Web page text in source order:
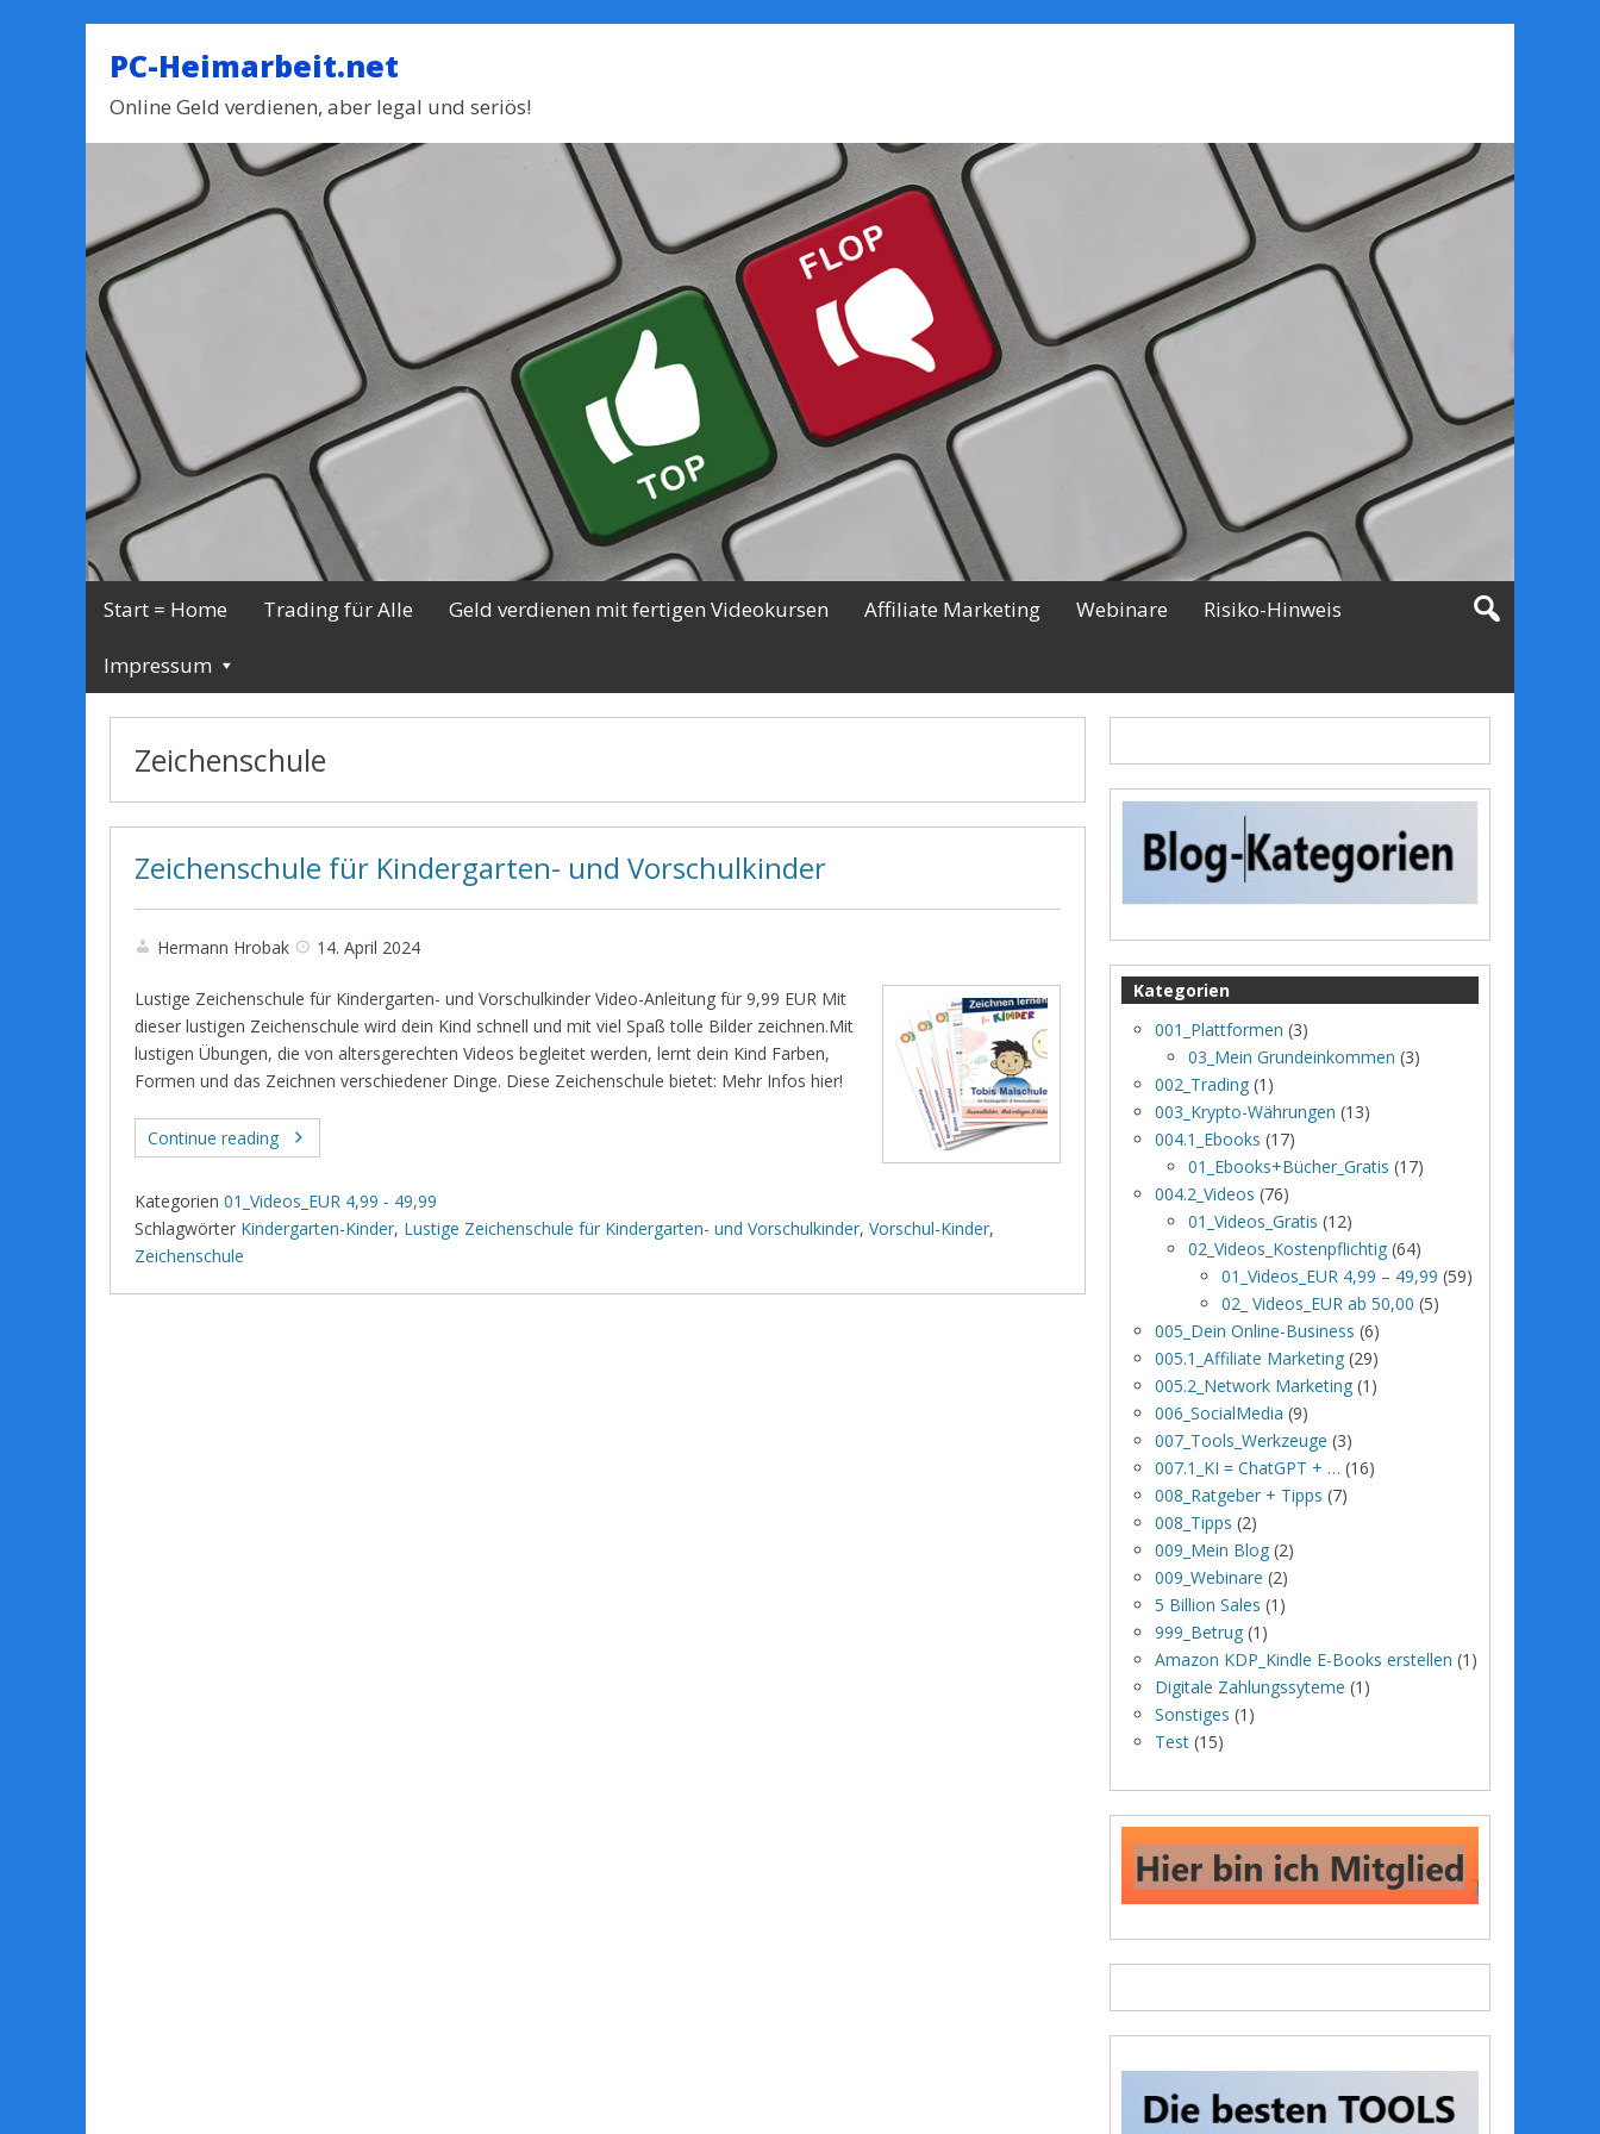
PC-Heimarbeit.net
Online Geld verdienen, aber legal und seriös!
Start = Home Trading für Alle Geld verdienen mit fertigen Videokursen Affiliate Marketing Webinare Risiko-Hinweis
Impressum
Zeichenschule
Zeichenschule für Kindergarten- und Vorschulkinder
Hermann Hrobak 14. April 2024
Lustige Zeichenschule für Kindergarten- und Vorschulkinder Video-Anleitung für 9,99 EUR Mit
dieser lustigen Zeichenschule wird dein Kind schnell und mit viel Spaß tolle Bilder zeichnen.Mit
lustigen Übungen, die von altersgerechten Videos begleitet werden, lernt dein Kind Farben,
Formen und das Zeichnen verschiedener Dinge. Diese Zeichenschule bietet: Mehr Infos hier!
Continue reading
Kategorien 01_Videos_EUR 4,99 - 49,99
Schlagwörter Kindergarten-Kinder, Lustige Zeichenschule für Kindergarten- und Vorschulkinder, Vorschul-Kinder,
Zeichenschule
Kategorien
001_Plattformen (3)
03_Mein Grundeinkommen (3)
002_Trading (1)
003_Krypto-Währungen (13)
004.1_Ebooks (17)
01_Ebooks+Bücher_Gratis (17)
004.2_Videos (76)
01_Videos_Gratis (12)
02_Videos_Kostenpflichtig (64)
01_Videos_EUR 4,99 – 49,99 (59)
02_ Videos_EUR ab 50,00 (5)
005_Dein Online-Business (6)
005.1_Affiliate Marketing (29)
005.2_Network Marketing (1)
006_SocialMedia (9)
007_Tools_Werkzeuge (3)
007.1_KI = ChatGPT + … (16)
008_Ratgeber + Tipps (7)
008_Tipps (2)
009_Mein Blog (2)
009_Webinare (2)
5 Billion Sales (1)
999_Betrug (1)
Amazon KDP_Kindle E-Books erstellen (1)
Digitale Zahlungssyteme (1)
Sonstiges (1)
Test (15)